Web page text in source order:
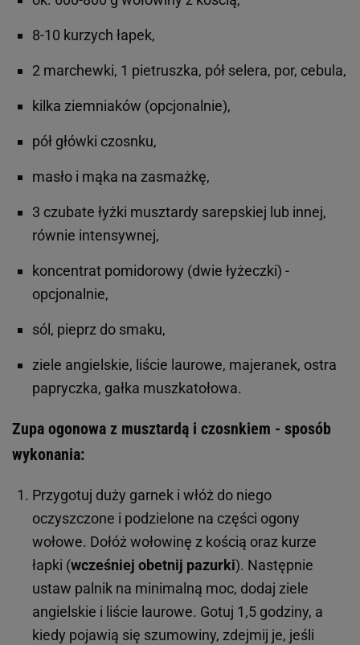
8-10 kurzych łapek,
2 marchewki, 1 pietruszka, pół selera, por, cebula,
kilka ziemniaków (opcjonalnie),
pół główki czosnku,
masło i mąka na zasmażkę,
3 czubate łyżki musztardy sarepskiej lub innej,
równie intensywnej,
koncentrat pomidorowy (dwie łyżeczki) -
opcjonalnie,
sól, pieprz do smaku,
ziele angielskie, liście laurowe, majeranek, ostra
papryczka, gałka muszkatołowa.
Zupa ogonowa z musztardą i czosnkiem - sposób
wykonania:
Przygotuj duży garnek i włóż do niego
oczyszczone i podzielone na części ogony
wołowe. Dołóż wołowinę z kością oraz kurze
łapki (wcześniej obetnij pazurki). Następnie
ustaw palnik na minimalną moc, dodaj ziele
angielskie i liście laurowe. Gotuj 1,5 godziny, a
kiedy pojawią się szumowiny, zdejmij je, jeśli